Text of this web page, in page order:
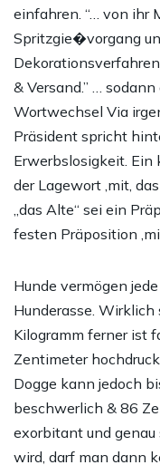
einfahren. “… von ihr
Spritzgie�vorgang
& Versand.” …
Wortwechsel Via
Präsident spricht
Erwerbslosigkeit.
der Lagewort ‚mit‚
„das Alte“ sei ein
festen Präposition
Hunde vermögen
Hunderasse.
Kilogramm ferner ist
Zentimeter
Dogge kann jedoch
beschwerlich & 86
exorbitant und
wird, darf man dann